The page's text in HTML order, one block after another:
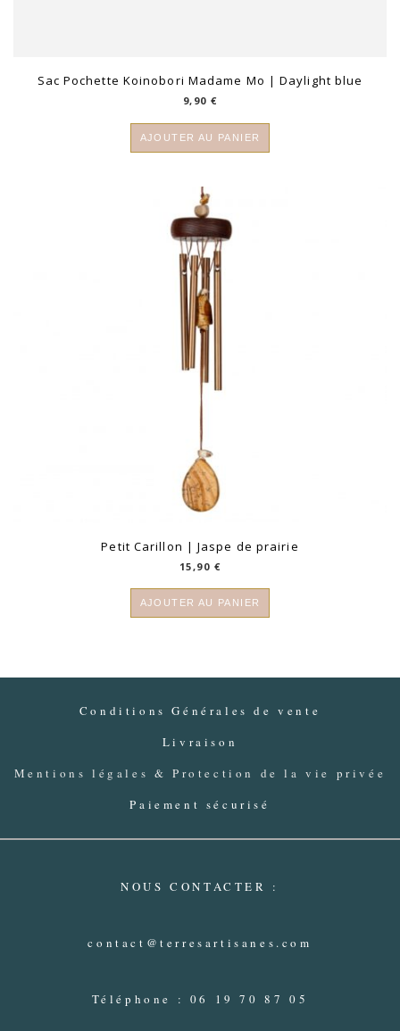
Sac Pochette Koinobori Madame Mo | Daylight blue
9,90 €
AJOUTER AU PANIER
Petit Carillon | Jaspe de prairie
15,90 €
AJOUTER AU PANIER
Conditions Générales de vente
Livraison
Mentions légales & Protection de la vie privée
Paiement sécurisé
NOUS CONTACTER :
contact@terresartisanes.com
Téléphone : 06 19 70 87 05